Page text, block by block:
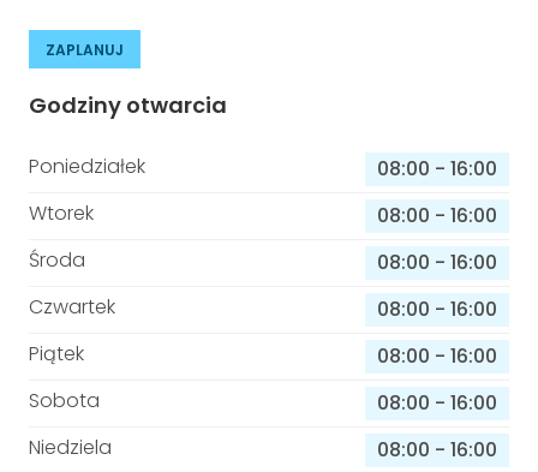
ZAPLANUJ
Godziny otwarcia
Poniedziałek 08:00 - 16:00
Wtorek
08:00 - 16:00
Środa
08:00 - 16:00
Czwartek
08:00 - 16:00
Piątek
08:00 - 16:00
Sobota
08:00 - 16:00
Niedziela
08:00 - 16:00